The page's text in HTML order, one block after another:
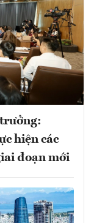
hiện các
đoạn mới